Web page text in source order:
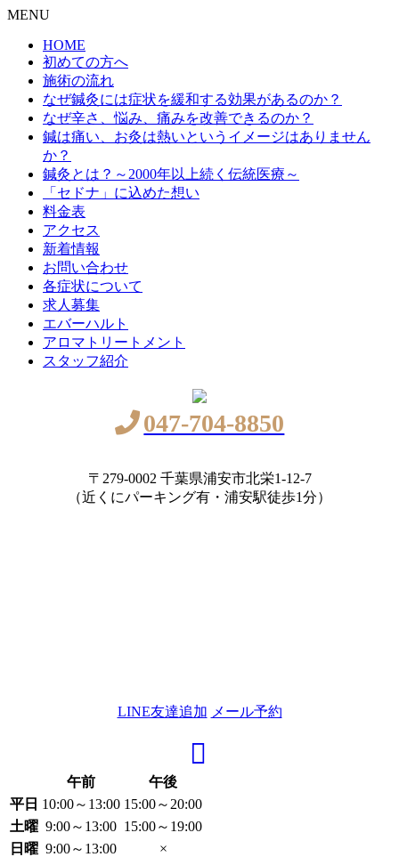
MENU
HOME
初めての方へ
施術の流れ
なぜ鍼灸には症状を緩和する効果があるのか？
なぜ辛さ、悩み、痛みを改善できるのか？
鍼は痛い、お灸は熱いというイメージはありません
か？
鍼灸とは？～2000年以上続く伝統医療～
「セドナ」に込めた想い
料金表
アクセス
新着情報
お問い合わせ
各症状について
求人募集
エバーハルト
アロマトリートメント
スタッフ紹介
047-704-8850
〒279-0002 千葉県浦安市北栄1-12-7
（近くにパーキング有・浦安駅徒歩1分）
LINE友達追加 メール予約
午前
午後
平日 10:00～13:00 15:00～20:00
土曜 9:00～13:00 15:00～19:00
日曜 9:00～13:00 ×